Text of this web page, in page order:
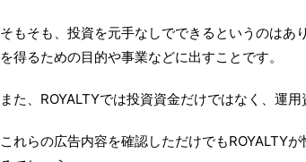
そもそも、投資を元手なしでできるというのはあ
を得るための目的や事業などに出すことです。
また、ROYALTYでは投資資金だけではなく、運用
これらの広告内容を確認しただけでもROYALTY